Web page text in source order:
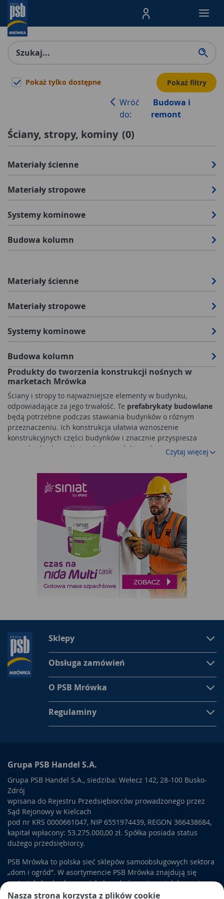
Nasza strona korzysta z plików cookie
Menu Produktów,
Pokaż tylko dostępne Pokaż filtry
Wróć
do:
Budowa i
remont
Ściany, stropy, kominy (0)
Materiały ścienne
Materiały stropowe
Systemy kominowe
Budowa kolumn
Materiały ścienne
Materiały stropowe
Systemy kominowe
Budowa kolumn
Produkty do tworzenia konstrukcji nośnych w
marketach Mrówka
Ściany i stropy to najważniejsze elementy w budynku,
odpowiadające za jego trwałość. Te prefabrykaty budowlane
będą potrzebne podczas stawiania budynków o różnym
przeznaczeniu. Ich konstrukcja ułatwia wznoszenie
konstrukcyjnych części budynków i znacznie przyspiesza
prace budowlane. Najczęściej produkty wykonywane są z
najwyższej klasy materiałów, co wpływa na ich parametry
prefabrykaty i
materiały budowlane
pochodzące tylko od
sprawdzonych producentów.
Materiały ścienne
Największa ilość materiałów budowlanych używana jest do
wznoszenia ścian budynków. Trwałemateriały ścienne
przeznaczone są do wykonywania ścian konstrukcyjnych
zewnętrznych i wewnętrznych. Częstościanybudowane są z
pustaków ceramicznych lub prefabrykatów z gazobetonu.
W ostatnim czasie najczęściej używanym materiałem stają się
gotowe bloczki z betonu komórkowego. Asortyment naszego
bardzo dużej gamie rozmiarów i mają dokładne wymiary.
Często podczas produkcji w większych wyrobach tworzone są
wpusty, co ułatwia montaż. Dzięki temu praca z nimi
przebiega szybko i niezwykle dokładnie.
Prefabrykaty i kształtki stropowe
Prawidłowo ułożonystropto jedno z najważniejszych zadań,
jakie staje przed ekipami budowlanymi. Wieńce i
przebiegną szybko, a strop okaże się trwały. Można skorzystać
deskowanie tracone. Gotowe prefabrykaty zamawiane na
wymiar zastępują uciążliwe prace przy stawianiu szalunków.
Systemy kominowe
Gotowe systemy kominowe to elementy potrzebne w każdym
budynku, który wymaga ogrzewania. Można stosować je w
domach jednorodzinnych, domkach letniskowych czy
warsztatach. Gotowekominyprzeznaczone są do różnych
pieców, które spalają zarówno paliwa stałe, jak i gazowe. Mogą
być wykorzystywane do pojedynczych kotłów, jak i kilku
Czytaj więcej
Sklepy
Obsługa zamówień
O PSB Mrówka
Regulaminy
Grupa PSB Handel S.A.
Grupa PSB Handel S.A., siedziba: Wełecz 142, 28-100 Busko-
Zdrój
wpisana do Rejestru Przedsiębiorców prowadzonego przez
Sąd Rejonowy w Kielcach
pod nr KRS 0000661047, NIP 6551974439, REGON 366438684,
kapitał wpłacony: 53.275.000,00 zł. Spółka posiada status
dużego przedsiębiorcy.
PSB Mrówka to polska sieć sklepów samoobsługowych sektora
„dom i ogród”. W asortymencie PSB Mrówka znajdują się
materiały budowlane, artykuły wykończeniowe i dekoracyjne,
wyposażenie łazienek i kuchni, elektronarzędzia, a także